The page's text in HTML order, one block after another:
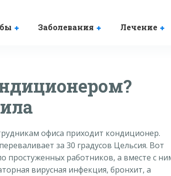
Заболевания Лечение
офиса приходит кондиционер.
за 30 градусов Цельсия. Вот
простуженных работников, а вместе с
вирусная инфекция, бронхит, а